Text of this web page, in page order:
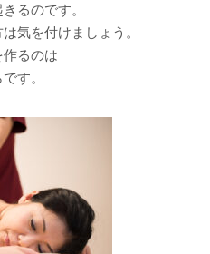
るのです。
気を付けましょう。
るのは
す。